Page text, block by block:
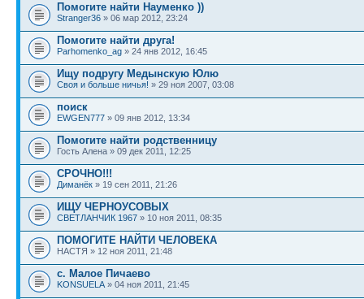
Помогите найти Науменко ))
Stranger36 » 06 мар 2012, 23:24
Помогите найти друга!
Parhomenko_ag » 24 янв 2012, 16:45
Ищу подругу Медынскую Юлю
Своя и больше ничья! » 29 ноя 2007, 03:08
поиск
EWGEN777 » 09 янв 2012, 13:34
Помогите найти родственницу
Гость Алена » 09 дек 2011, 12:25
СРОЧНО!!!
Диманёк » 19 сен 2011, 21:26
ИЩУ ЧЕРНОУСОВЫХ
СВЕТЛАНЧИК 1967 » 10 ноя 2011, 08:35
ПОМОГИТЕ НАЙТИ ЧЕЛОВЕКА
НАСТЯ » 12 ноя 2011, 21:48
с. Малое Пичаево
KONSUELA » 04 ноя 2011, 21:45